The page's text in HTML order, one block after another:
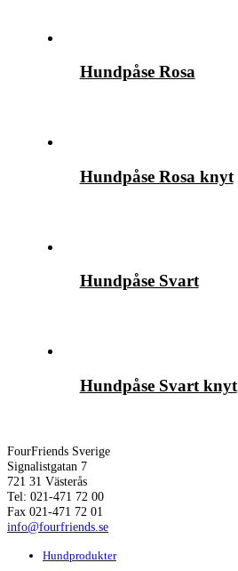
Hundpåse Rosa
Hundpåse Rosa knyt
Hundpåse Svart
Hundpåse Svart knyt
FourFriends Sverige
Signalistgatan 7
721 31 Västerås
Tel: 021-471 72 00
Fax 021-471 72 01
info@fourfriends.se
Hundprodukter